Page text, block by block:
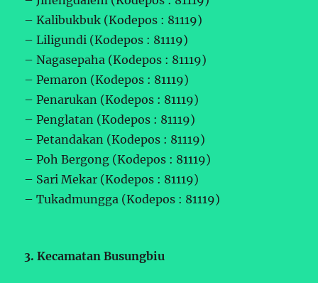
– Kalibukbuk (Kodepos : 81119)
– Liligundi (Kodepos : 81119)
– Nagasepaha (Kodepos : 81119)
– Pemaron (Kodepos : 81119)
– Penarukan (Kodepos : 81119)
– Penglatan (Kodepos : 81119)
– Petandakan (Kodepos : 81119)
– Poh Bergong (Kodepos : 81119)
– Sari Mekar (Kodepos : 81119)
– Tukadmungga (Kodepos : 81119)
3. Kecamatan Busungbiu